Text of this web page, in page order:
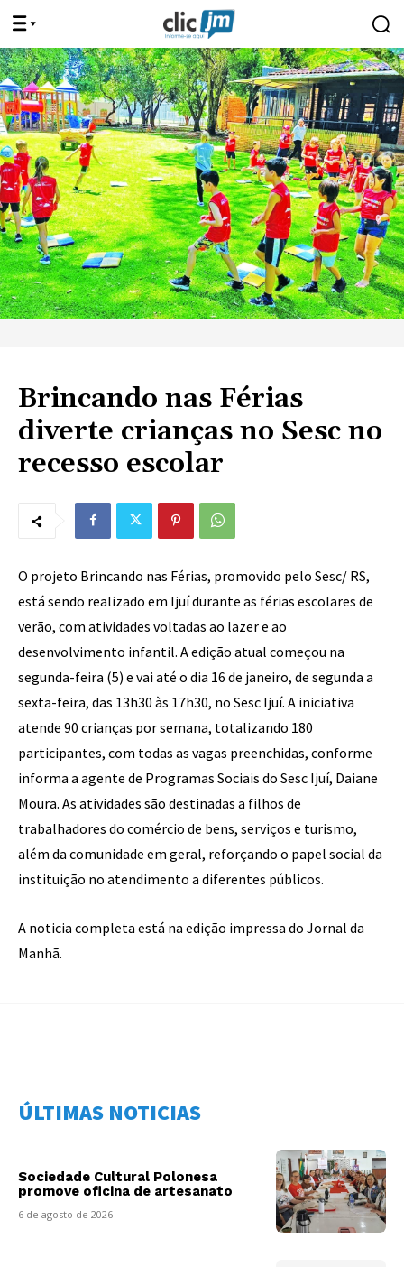
Brincando nas Férias
diverte crianças no Sesc no
recesso escolar
O projeto Brincando nas Férias, promovido pelo Sesc/ RS,
está sendo realizado em Ijuí durante as férias escolares de
verão, com atividades voltadas ao lazer e ao
desenvolvimento infantil. A edição atual começou na
segunda-feira (5) e vai até o dia 16 de janeiro, de segunda a
sexta-feira, das 13h30 às 17h30, no Sesc Ijuí. A iniciativa
atende 90 crianças por semana, totalizando 180
participantes, com todas as vagas preenchidas, conforme
informa a agente de Programas Sociais do Sesc Ijuí, Daiane
Moura. As atividades são destinadas a filhos de
trabalhadores do comércio de bens, serviços e turismo,
além da comunidade em geral, reforçando o papel social da
instituição no atendimento a diferentes públicos.
A noticia completa está na edição impressa do Jornal da
Manhã.
ÚLTIMAS NOTICIAS
Sociedade Cultural Polonesa
promove oficina de artesanato
6 de agosto de 2026